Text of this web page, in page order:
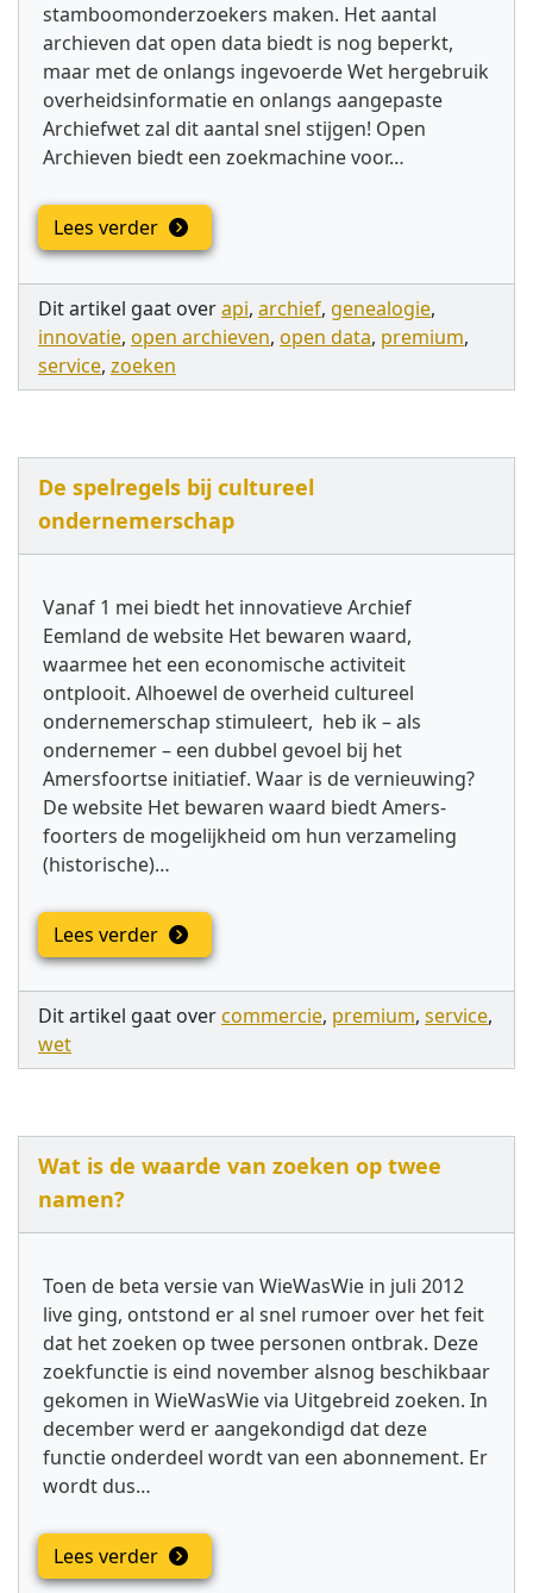
stamboomonder­zoekers maken. Het aantal
archieven dat open data biedt is nog beperkt,
maar met de onlangs ingevoerde Wet hergebruik
overheidsinformatie en onlangs aangepaste
Archiefwet zal dit aantal snel stijgen! Open
Archieven biedt een zoekmachine voor…
Lees verder
Dit artikel gaat overapi, archief, genealogie,
innovatie, open archieven, open data, premium,
service, zoeken
De spelregels bij cultureel
ondernemerschap
Vanaf 1 mei biedt het innovatieve Archief
Eemland de website Het bewaren waard,
waarmee het een economische activiteit
ontplooit. Alhoewel de overheid cultureel
ondernemerschap stimuleert, heb ik – als
ondernemer – een dubbel gevoel bij het
Amersfoortse initiatief. Waar is de vernieuwing?
De website Het bewaren waard biedt Amers-
foorters de mogelijkheid om hun verzameling
(historische)…
Lees verder
Dit artikel gaat overcommercie, premium, service,
wet
Wat is de waarde van zoeken op twee
namen?
Toen de beta versie van WieWasWie in juli 2012
live ging, ontstond er al snel rumoer over het feit
dat het zoeken op twee personen ontbrak. Deze
zoekfunctie is eind november alsnog beschikbaar
gekomen in WieWasWie via Uitgebreid zoeken. In
december werd er aangekondigd dat deze
functie onderdeel wordt van een abonnement. Er
wordt dus…
Lees verder